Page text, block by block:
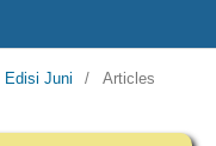
Edisi Juni / Articles